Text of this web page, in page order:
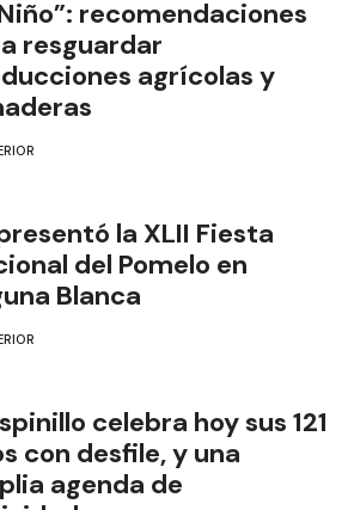
recomendaciones
resguardar
agrícolas y
la XLII Fiesta
del Pomelo en
Blanca
celebra hoy sus 121
con desfile, y una
agenda de